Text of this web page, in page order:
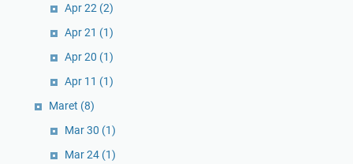
Apr 22 (2)
Apr 21 (1)
Apr 20 (1)
Apr 11 (1)
Maret (8)
Mar 30 (1)
Mar 24 (1)